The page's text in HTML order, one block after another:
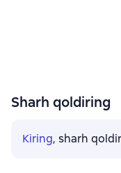
Sharh qoldiring
Kiring, sharh